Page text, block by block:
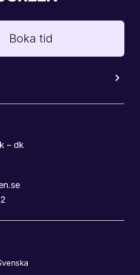
Boka tid
– dk